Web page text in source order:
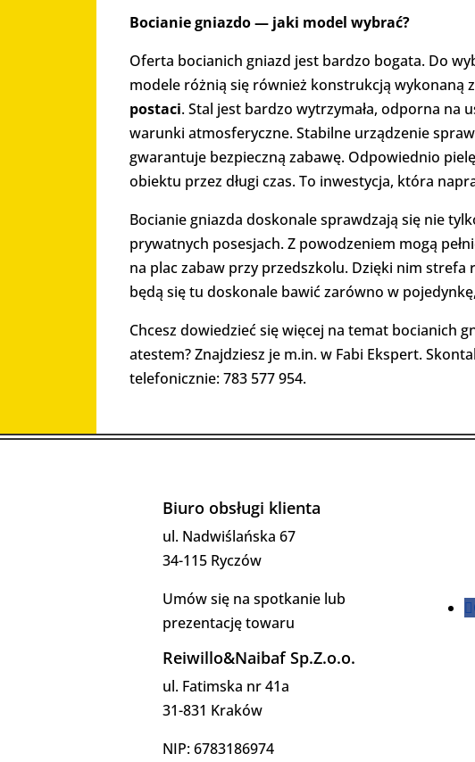
Bocianie gniazdo— jaki model wybrać?
Oferta bocianich gniazd jest bardzo bogata. Do
modele różnią się również konstrukcją wykonaną
postaci. Stal jest bardzo wytrzymała, odporna na
warunki atmosferyczne. Stabilne urządzenie
gwarantuje bezpieczną zabawę. Odpowiednio
obiektu przez długi czas. To inwestycja, która
Bocianie gniazda doskonale sprawdzają się nie
prywatnych posesjach. Z powodzeniem mogą
na plac zabaw przy przedszkolu. Dzięki nim
będą się tu doskonale bawić zarówno w
Chcesz dowiedzieć się więcej na temat bocianich
atestem? Znajdziesz je m.in. w Fabi Ekspert.
telefonicznie: 783 577 954.
Biuro obsługi klienta
ul. Nadwiślańska 67
34-115 Ryczów
Umów się na spotkanie lub
prezentację towaru
Reiwillo&Naibaf Sp.Z.o.o.
ul. Fatimska nr 41a
31-831 Kraków
NIP: 6783186974